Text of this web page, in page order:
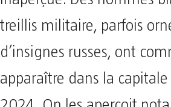
treillis militaire, parfois
d’insignes russes, ont
apparaître dans la